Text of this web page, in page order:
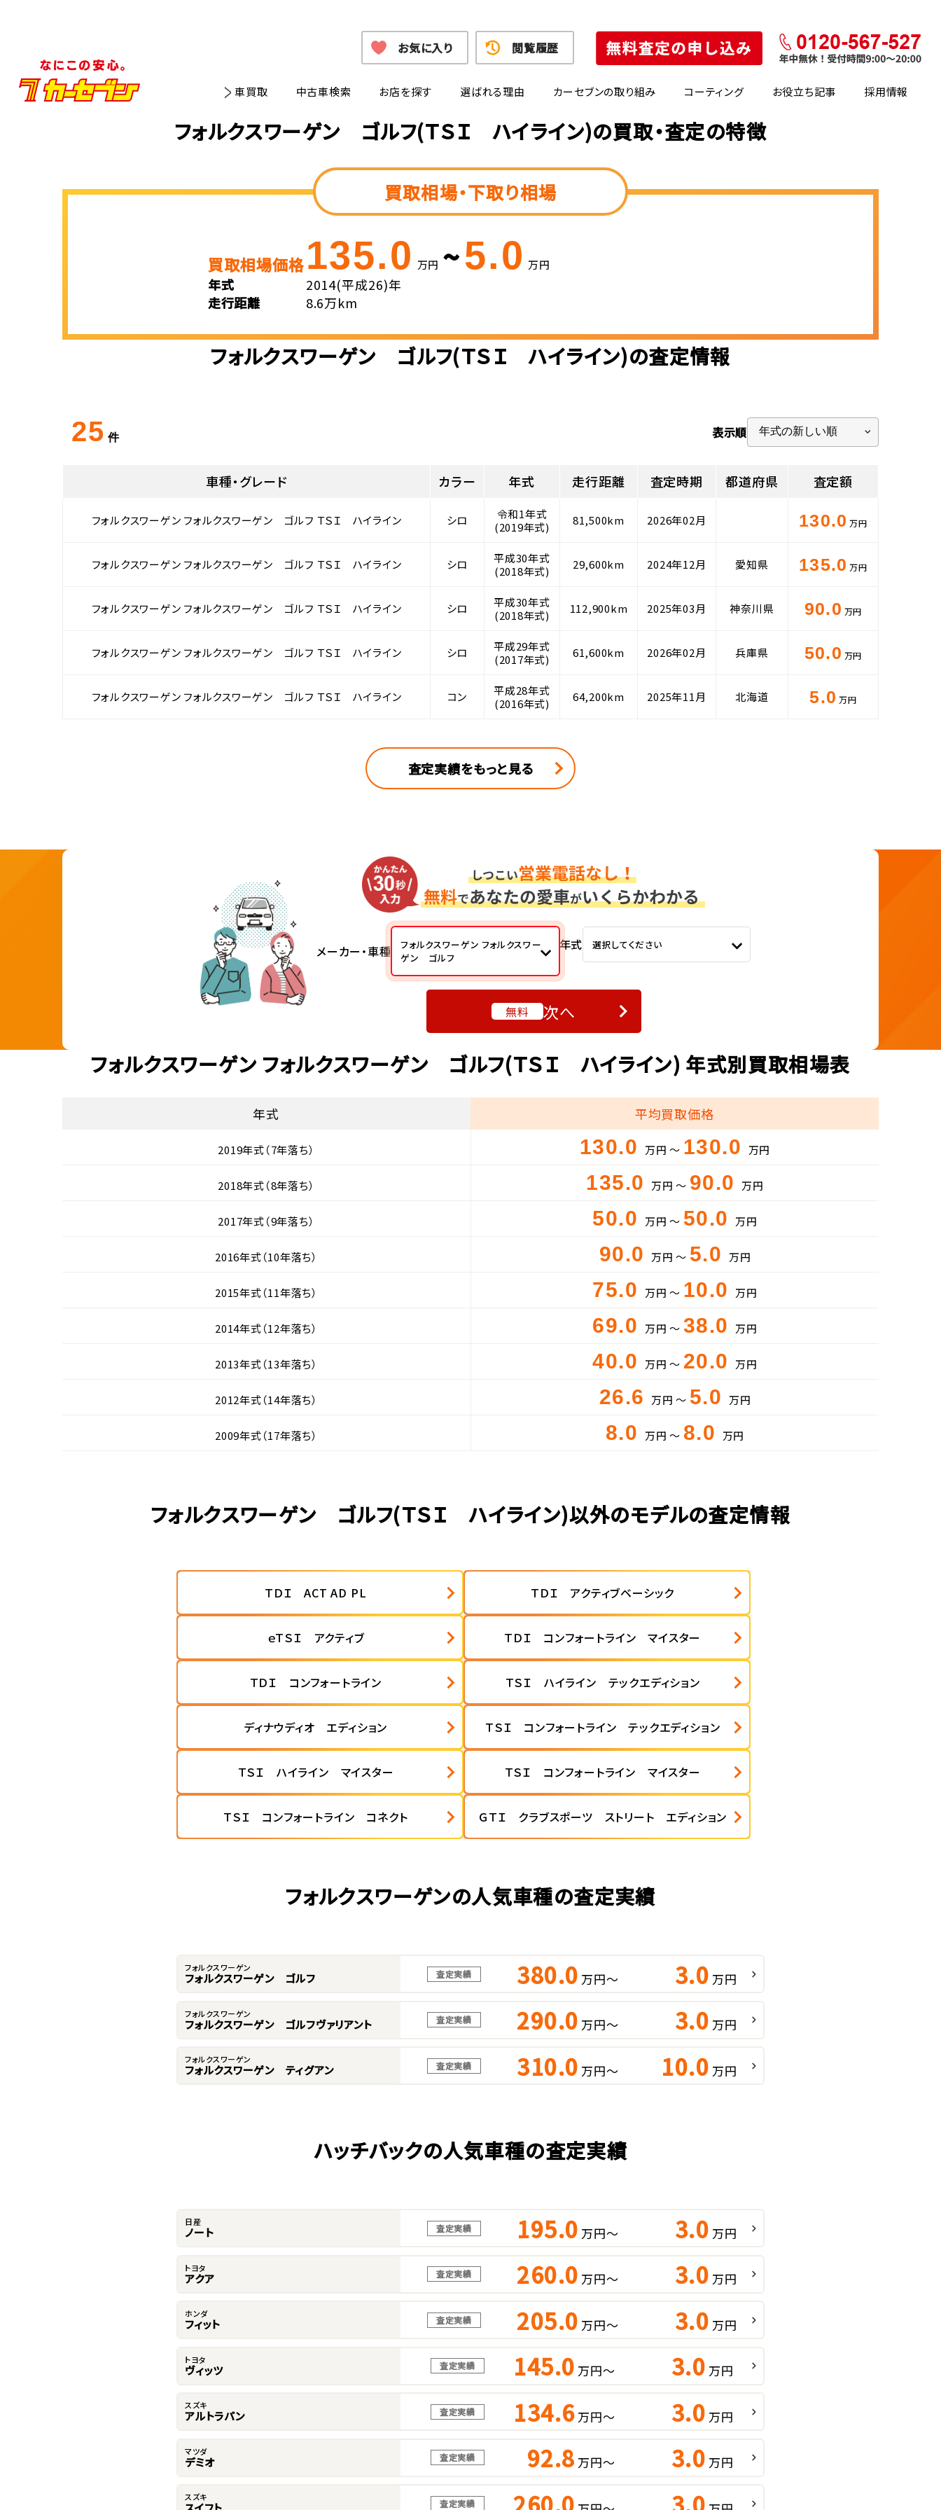
車買取 中古車検索 お店を探す 選ばれる理由 カーセブンの取り組み コーティング お役立ち記事 採用情報
お気に入り 閲覧履歴
フォルクスワーゲン ゴルフ(ＴＳＩ ハイライン)の買取・査定の特徴
買取相場・下取り相場
買取相場価格135.0 万円 ~5.0 万円
年式
2014(平成26)年
走行距離
8.6万km
フォルクスワーゲン ゴルフ(ＴＳＩ ハイライン)の査定情報
25 件 表示順
車種・グレード カラー 年式 走行距離 査定時期 都道府県 査定額
フォルクスワーゲン フォルクスワーゲン ゴルフ ＴＳＩ ハイライン シロ
令和1年式
(2019年式)
81,500km 2026年02月 130.0 万円
フォルクスワーゲン フォルクスワーゲン ゴルフ ＴＳＩ ハイライン シロ
平成30年式
(2018年式)
29,600km 2024年12月 愛知県 135.0 万円
フォルクスワーゲン フォルクスワーゲン ゴルフ ＴＳＩ ハイライン シロ
平成30年式
(2018年式)
112,900km 2025年03月 神奈川県 90.0 万円
フォルクスワーゲン フォルクスワーゲン ゴルフ ＴＳＩ ハイライン シロ
平成29年式
(2017年式)
61,600km 2026年02月 兵庫県 50.0 万円
フォルクスワーゲン フォルクスワーゲン ゴルフ ＴＳＩ ハイライン コン
平成28年式
(2016年式)
64,200km 2025年11月 北海道 5.0 万円
査定実績をもっと見る
メーカー・車種
フォルクスワーゲン フォルクスワー
ゲン ゴルフ
年式 選択してください
無料 次へ
フォルクスワーゲン フォルクスワーゲン ゴルフ(ＴＳＩ ハイライン) 年式別買取相場表
年式 平均買取価格
2019年式（7年落ち） 130.0 万円 ～ 130.0 万円
2018年式（8年落ち） 135.0 万円 ～ 90.0 万円
2017年式（9年落ち） 50.0 万円 ～ 50.0 万円
2016年式（10年落ち） 90.0 万円 ～ 5.0 万円
2015年式（11年落ち） 75.0 万円 ～ 10.0 万円
2014年式（12年落ち） 69.0 万円 ～ 38.0 万円
2013年式（13年落ち） 40.0 万円 ～ 20.0 万円
2012年式（14年落ち） 26.6 万円 ～ 5.0 万円
2009年式（17年落ち） 8.0 万円 ～ 8.0 万円
フォルクスワーゲン ゴルフ(ＴＳＩ ハイライン)以外のモデルの査定情報
ＴＤＩ ACT AD PL ＴＤＩ アクティブベーシック
ｅＴＳＩ アクティブ ＴＤＩ コンフォートライン マイスター
ＴＤＩ コンフォートライン ＴＳＩ ハイライン テックエディション
ディナウディオ エディション ＴＳＩ コンフォートライン テックエディション
ＴＳＩ ハイライン マイスター ＴＳＩ コンフォートライン マイスター
ＴＳＩ コンフォートライン コネクト ＧＴＩ クラブスポーツ ストリート エディション
フォルクスワーゲンの人気車種の査定実績
フォルクスワーゲン
フォルクスワーゲン ゴルフ 査定実績 380.0 万円～ 3.0 万円
フォルクスワーゲン
フォルクスワーゲン ゴルフヴァリアント 査定実績 290.0 万円～ 3.0 万円
フォルクスワーゲン
フォルクスワーゲン ティグアン 査定実績 310.0 万円～ 10.0 万円
ハッチバックの人気車種の査定実績
日産
ノート 査定実績 195.0 万円～ 3.0 万円
トヨタ
アクア 査定実績 260.0 万円～ 3.0 万円
ホンダ
フィット 査定実績 205.0 万円～ 3.0 万円
トヨタ
ヴィッツ 査定実績 145.0 万円～ 3.0 万円
スズキ
アルトラパン 査定実績 134.6 万円～ 3.0 万円
マツダ
デミオ 査定実績 92.8 万円～ 3.0 万円
スズキ
査定実績 260.0 3.0